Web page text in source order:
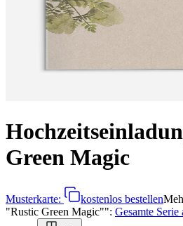
Green Magic
Musterkarte: kostenlos bestellen
"Rustic Green Magic"": Gesamte Serie